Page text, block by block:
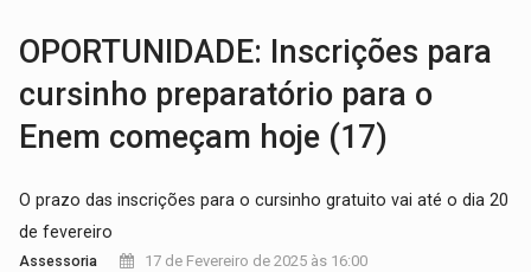
OPORTUNIDADE: Inscrições para
cursinho preparatório para o
Enem começam hoje (17)
O prazo das inscrições para o cursinho gratuito vai até o dia 20
de fevereiro
Assessoria 17 de Fevereiro de 2025 às 16:00